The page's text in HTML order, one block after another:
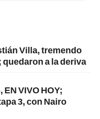
Villa, tremendo
a la deriva
EN VIVO HOY;
3, con Nairo